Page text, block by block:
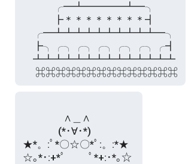
╭━┻━━━━┻━╮
┣＊＊＊＊＊＊＊＊┫
╭━┻┻┻┻┻┻┻┻┻┻━╮
┣╮╭╮╭╮╭╮╭╮╭╮╭┫
┻┻┻┻┻┻┻┻┻┻┻┻┻┻
∧＿∧
(*･∀･*)
★*。:ﾟ*〇☆〇*ﾟ:。:*★
☆｡*･:+*ﾟ　　 ﾟ*+:･*｡☆